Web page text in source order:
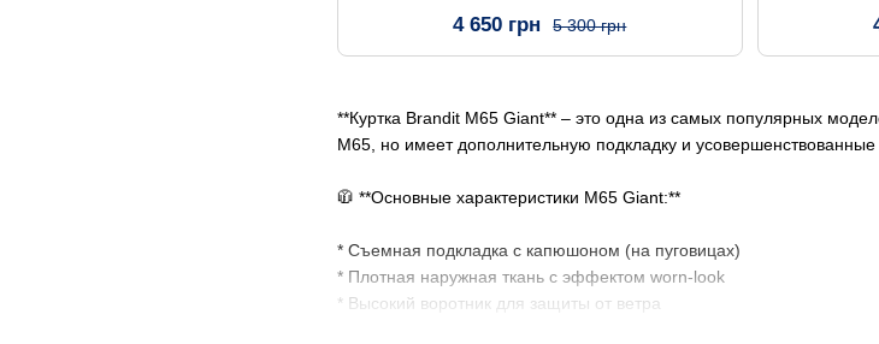
**Куртка Brandit M65 Giant** – это одна из самых популярных
M65, но имеет дополнительную подкладку и усовершенствованные
🧥 **Основные характеристики M65 Giant:**
* Съемная подкладка с капюшоном (на пуговицах)
* Плотная наружная ткань с эффектом worn-look
* Высокий воротник для защиты от ветра
5 300 грн
4 650 грн